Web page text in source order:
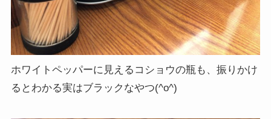
ホワイトペッパーに見えるコショウの瓶も、振りかけ
るとわかる実はブラックなやつ(^o^)